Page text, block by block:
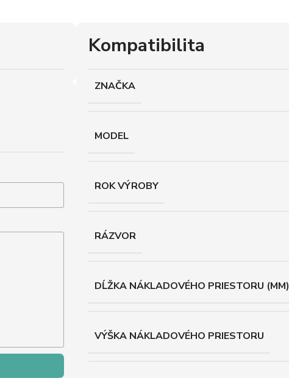
Kompatibilita
ZNAČKA
MODEL
ROK VÝROBY
RÁZVOR
DĹŽKA NÁKLADOVÉHO PRIESTORU (MM)
VÝŠKA NÁKLADOVÉHO PRIESTORU